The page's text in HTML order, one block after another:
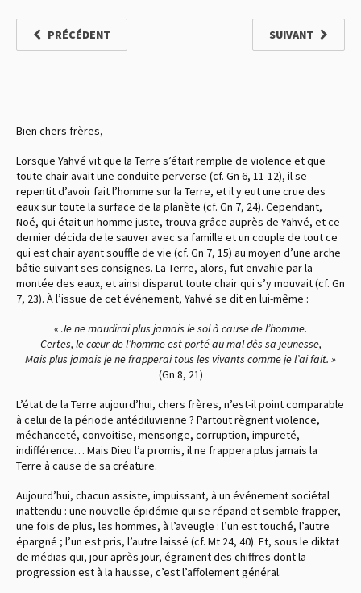
PRÉCÉDENT SUIVANT
Bien chers frères,
Lorsque Yahvé vit que la Terre s’était remplie de violence et que
toute chair avait une conduite perverse (cf. Gn 6, 11-12), il se
repentit d’avoir fait l’homme sur la Terre, et il y eut une crue des
eaux sur toute la surface de la planète (cf. Gn 7, 24). Cependant,
Noé, qui était un homme juste, trouva grâce auprès de Yahvé, et ce
dernier décida de le sauver avec sa famille et un couple de tout ce
qui est chair ayant souffle de vie (cf. Gn 7, 15) au moyen d’une arche
bâtie suivant ses consignes. La Terre, alors, fut envahie par la
montée des eaux, et ainsi disparut toute chair qui s’y mouvait(cf. Gn
7, 23). À l’issue de cet événement, Yahvé se dit en lui-même :
« Je ne maudirai plus jamais le sol à cause de l’homme.
Certes, le cœur de l’homme est porté au mal dès sa jeunesse,
Mais plus jamais je ne frapperai tous les vivants comme je l’ai fait. »
(Gn 8, 21)
L’état de la Terre aujourd’hui, chers frères, n’est-il point comparable
à celui de la période antédiluvienne ? Partout règnent violence,
méchanceté, convoitise, mensonge, corruption, impureté,
indifférence… Mais Dieu l’a promis, il ne frappera plus jamais la
Terre à cause de sa créature.
Aujourd’hui, chacun assiste, impuissant, à un événement sociétal
inattendu : une nouvelle épidémie qui se répand et semble frapper,
une fois de plus, les hommes, à l’aveugle : l’un est touché, l’autre
épargné ; l’un est pris, l’autre laissé (cf. Mt 24, 40). Et, sous le diktat
de médias qui, jour après jour, égrainent des chiffres dont la
progression est à la hausse, c’est l’affolement général.